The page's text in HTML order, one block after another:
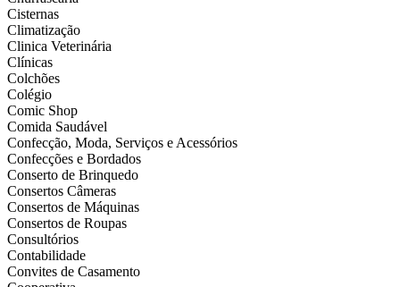
Cisternas
Climatização
Clinica Veterinária
Clínicas
Colchões
Colégio
Comic Shop
Comida Saudável
Confecção, Moda, Serviços e Acessórios
Confecções e Bordados
Conserto de Brinquedo
Consertos Câmeras
Consertos de Máquinas
Consertos de Roupas
Consultórios
Contabilidade
Convites de Casamento